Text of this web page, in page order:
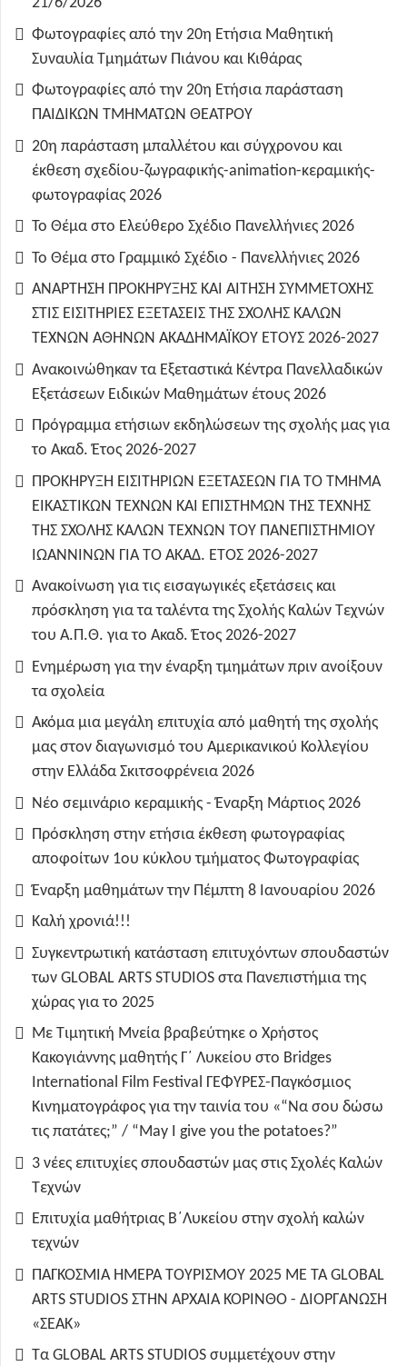
21/6/2026
Φωτογραφίες από την 20η Ετήσια Μαθητική
Συναυλία Τμημάτων Πιάνου και Κιθάρας
Φωτογραφίες από την 20η Ετήσια παράσταση
ΠΑΙΔΙΚΩΝ ΤΜΗΜΑΤΩΝ ΘΕΑΤΡΟΥ
20η παράσταση μπαλλέτου και σύγχρονου και
έκθεση σχεδίου-ζωγραφικής-animation-κεραμικής-
φωτογραφίας 2026
Το Θέμα στο Ελεύθερο Σχέδιο Πανελλήνιες 2026
Το Θέμα στο Γραμμικό Σχέδιο - Πανελλήνιες 2026
ΑΝΑΡΤΗΣΗ ΠΡΟΚΗΡΥΞΗΣ ΚΑΙ ΑΙΤΗΣΗ ΣΥΜΜΕΤΟΧΗΣ
ΣΤΙΣ ΕΙΣΙΤΗΡΙΕΣ ΕΞΕΤΑΣΕΙΣ ΤΗΣ ΣΧΟΛΗΣ ΚΑΛΩΝ
ΤΕΧΝΩΝ ΑΘΗΝΩΝ ΑΚΑΔΗΜΑΪΚΟΥ ΕΤΟΥΣ 2026-2027
Ανακοινώθηκαν τα Εξεταστικά Κέντρα Πανελλαδικών
Εξετάσεων Ειδικών Μαθημάτων έτους 2026
Πρόγραμμα ετήσιων εκδηλώσεων της σχολής μας για
το Ακαδ. Έτος 2026-2027
ΠΡΟΚΗΡΥΞΗ ΕΙΣΙΤΗΡΙΩΝ ΕΞΕΤΑΣΕΩΝ ΓΙΑ ΤO TMHMA
ΕΙΚΑΣΤΙΚΩΝ ΤΕΧΝΩΝ ΚΑΙ ΕΠΙΣΤΗΜΩΝ ΤΗΣ ΤΕΧΝΗΣ
ΤΗΣ ΣΧΟΛΗΣ ΚΑΛΩΝ ΤΕΧΝΩΝ ΤΟΥ ΠΑΝΕΠΙΣΤΗΜΙΟΥ
ΙΩΑΝΝΙΝΩΝ ΓΙΑ ΤΟ ΑΚΑΔ. ΕΤΟΣ 2026-2027
Ανακοίνωση για τις εισαγωγικές εξετάσεις και
πρόσκληση για τα ταλέντα της Σχολής Καλών Τεχνών
του Α.Π.Θ. για το Ακαδ. Έτος 2026-2027
Ενημέρωση για την έναρξη τμημάτων πριν ανοίξουν
τα σχολεία
Ακόμα μια μεγάλη επιτυχία από μαθητή της σχολής
μας στον διαγωνισμό του Αμερικανικού Κολλεγίου
στην Ελλάδα Σκιτσοφρένεια 2026
Νέο σεμινάριο κεραμικής - Έναρξη Μάρτιος 2026
Πρόσκληση στην ετήσια έκθεση φωτογραφίας
αποφοίτων 1ου κύκλου τμήματος Φωτογραφίας
Έναρξη μαθημάτων την Πέμπτη 8 Ιανουαρίου 2026
Καλή χρονιά!!!
Συγκεντρωτική κατάσταση επιτυχόντων σπουδαστών
των GLOBAL ARTS STUDIOS στα Πανεπιστήμια της
χώρας για το 2025
Με Τιμητική Μνεία βραβεύτηκε ο Χρήστος
Κακογιάννης μαθητής Γ΄ Λυκείου στο Bridges
International Film Festival ΓΕΦΥΡΕΣ-Παγκόσμιος
Κινηματογράφος για την ταινία του «“Να σου δώσω
τις πατάτες;” / “May I give you the potatoes?”
3 νέες επιτυχίες σπουδαστών μας στις Σχολές Καλών
Τεχνών
Επιτυχία μαθήτριας Β΄Λυκείου στην σχολή καλών
τεχνών
ΠΑΓΚΟΣΜΙΑ ΗΜΕΡΑ ΤΟΥΡΙΣΜΟΥ 2025 ΜΕ ΤΑ GLOBAL
ARTS STUDIOS ΣΤΗΝ ΑΡΧΑΙΑ ΚΟΡΙΝΘΟ - ΔΙΟΡΓΑΝΩΣΗ
«ΣΕΑΚ»
Τα GLOBAL ARTS STUDIOS συμμετέχουν στην